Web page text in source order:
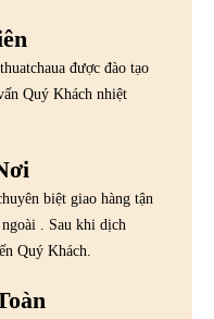
được đào tạo
Quý Khách nhiệt
biệt giao hàng tận
. Sau khi dịch
Quý Khách.